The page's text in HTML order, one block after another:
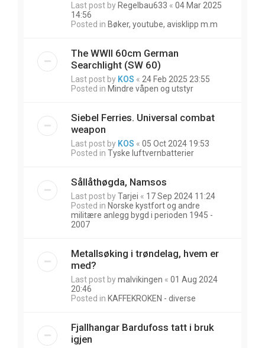
Last post by Regelbau633 « 04 Mar 2025
14:56
Posted in Bøker, youtube, avisklipp m.m
The WWII 60cm German
Searchlight (SW 60)
Last post by KOS « 24 Feb 2025 23:55
Posted in Mindre våpen og utstyr
Siebel Ferries. Universal combat
weapon
Last post by KOS « 05 Oct 2024 19:53
Posted in Tyske luftvernbatterier
Sållåthøgda, Namsos
Last post byTarjei « 17 Sep 2024 11:24
Posted in Norske kystfort og andre
militære anlegg bygd i perioden 1945 -
2007
Metallsøking i trøndelag, hvem er
med?
Last post bymalvikingen « 01 Aug 2024
20:46
Posted in KAFFEKROKEN - diverse
Fjallhangar Bardufoss tatt i bruk
igjen